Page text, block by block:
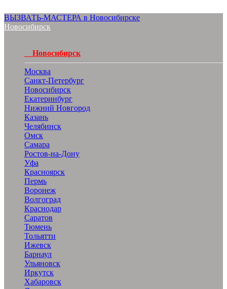
ВЫЗВАТЬ-МАСТЕРА в Новосибирске
Новосибирск
Новосибирск
Москва
Санкт-Петербург
Новосибирск
Екатеринбург
Нижний Новгород
Казань
Челябинск
Омск
Самара
Ростов-на-Дону
Уфа
Красноярск
Пермь
Воронеж
Волгоград
Краснодар
Саратов
Тюмень
Тольятти
Ижевск
Барнаул
Ульяновск
Иркутск
Хабаровск